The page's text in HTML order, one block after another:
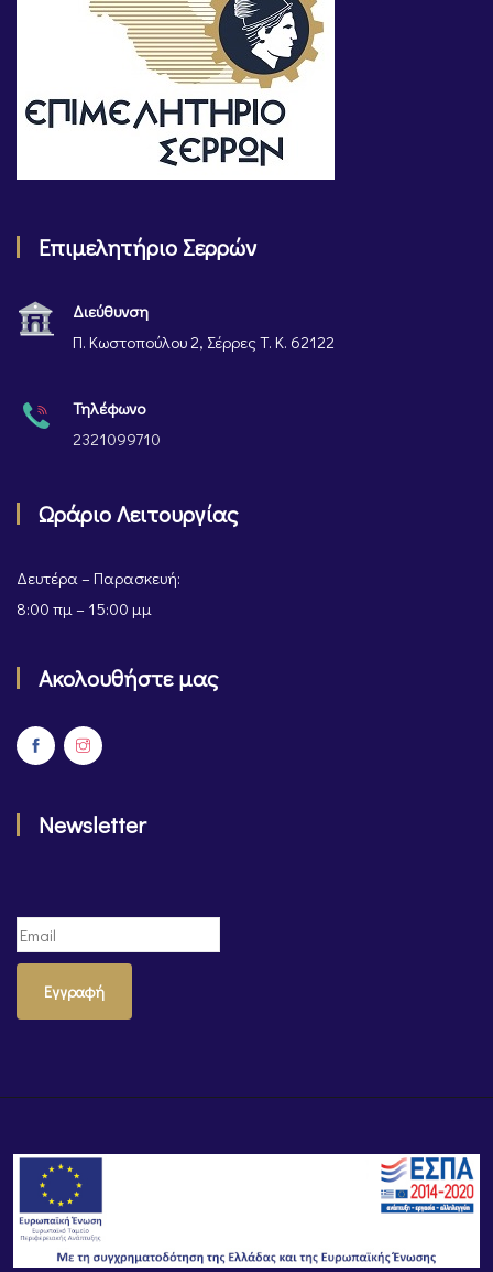
Επιμελητήριο Σερρών
Διεύθυνση
Π. Κωστοπούλου 2, Σέρρες Τ. Κ. 62122
Τηλέφωνο
2321099710
Ωράριο Λειτουργίας
Δευτέρα – Παρασκευή:
8:00 πμ – 15:00 μμ
Ακολουθήστε μας
Newsletter
Εγγραφή